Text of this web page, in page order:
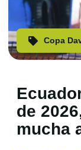
Copa
de
mucha